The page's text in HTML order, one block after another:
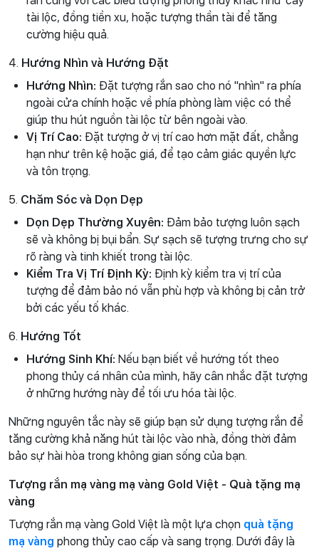
tài lộc, đồng tiền xu, hoặc tượng thần tài để tăng
cường hiệu quả.
4. Hướng Nhìn và Hướng Đặt
Hướng Nhìn: Đặt tượng rắn sao cho nó "nhìn" ra phía
ngoài cửa chính hoặc về phía phòng làm việc có thể
giúp thu hút nguồn tài lộc từ bên ngoài vào.
Vị Trí Cao: Đặt tượng ở vị trí cao hơn mặt đất, chẳng
hạn như trên kệ hoặc giá, để tạo cảm giác quyền lực
và tôn trọng.
5. Chăm Sóc và Dọn Dẹp
Dọn Dẹp Thường Xuyên: Đảm bảo tượng luôn sạch
sẽ và không bị bụi bẩn. Sự sạch sẽ tượng trưng cho sự
rõ ràng và tinh khiết trong tài lộc.
Kiểm Tra Vị Trí Định Kỳ: Định kỳ kiểm tra vị trí của
tượng để đảm bảo nó vẫn phù hợp và không bị cản trở
bởi các yếu tố khác.
6. Hướng Tốt
Hướng Sinh Khí: Nếu bạn biết về hướng tốt theo
phong thủy cá nhân của mình, hãy cân nhắc đặt tượng
ở những hướng này để tối ưu hóa tài lộc.
Những nguyên tắc này sẽ giúp bạn sử dụng tượng rắn để
tăng cường khả năng hút tài lộc vào nhà, đồng thời đảm
bảo sự hài hòa trong không gian sống của bạn.
Tượng rắn mạ vàng mạ vàng Gold Việt - Quà tặng mạ
vàng
Tượng rắn mạ vàng Gold Việt là một lựa chọn quà tặng
mạ vàng phong thủy cao cấp và sang trọng. Dưới đây là